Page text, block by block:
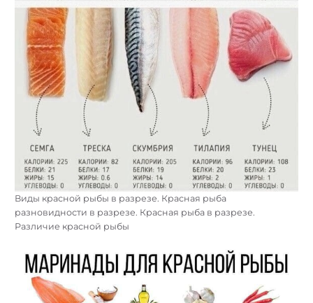
Виды красной рыбы в разрезе. Красная рыба
разновидности в разрезе. Красная рыба в разрезе.
Различие красной рыбы